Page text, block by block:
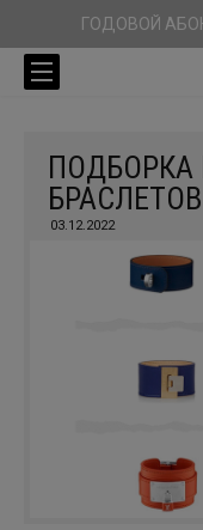
ГОДОВОЙ
БРАСЛЕТОВ
03.12.2022